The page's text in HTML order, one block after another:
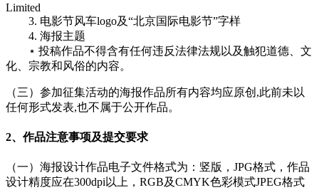
Limited
3. 电影节风车logo及“北京国际电影节”字样
4. 海报主题
⋆ 投稿作品不得含有任何违反法律法规以及触犯道德、文
化、宗教和风俗的内容。
（三）参加征集活动的海报作品所有内容均应原创,此前未以
任何形式发表,也不属于公开作品。
2、作品注意事项及提交要求
（一）海报设计作品电子文件格式为：竖版，JPG格式，作品
设计精度应在300dpi以上，RGB及CMYK色彩模式JPEG格式